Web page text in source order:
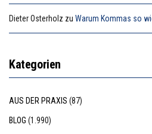
Dieter Osterholz zu Warum Kommas so
Kategorien
AUS DER PRAXIS (87)
BLOG (1.990)